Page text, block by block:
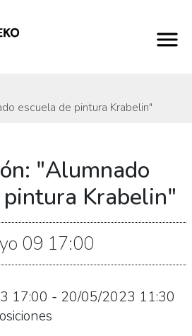
escuela de pintura Krabelin"
"Alumnado
pintura Krabelin"
09 17:00
17:00 - 20/05/2023 11:30